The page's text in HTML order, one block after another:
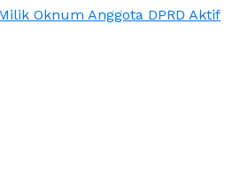
Oknum Anggota DPRD Aktif